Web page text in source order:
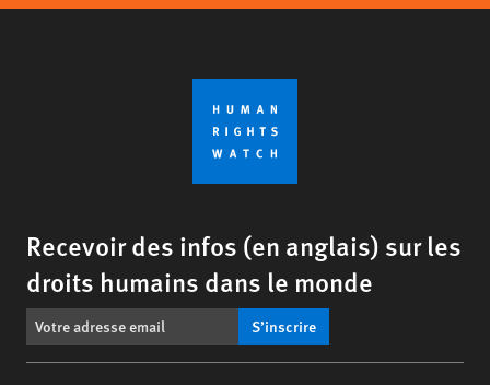
Recevoir des infos (en anglais) sur les
droits humains dans le monde
S’inscrire